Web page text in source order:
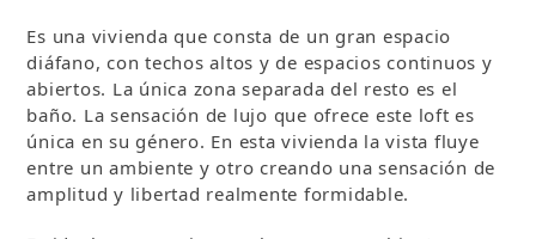
Es una vivienda que consta de un gran espacio
diáfano, con techos altos y de espacios continuos y
abiertos. La única zona separada del resto es el
baño. La sensación de lujo que ofrece este loft es
única en su género. En esta vivienda la vista fluye
entre un ambiente y otro creando una sensación de
amplitud y libertad realmente formidable.